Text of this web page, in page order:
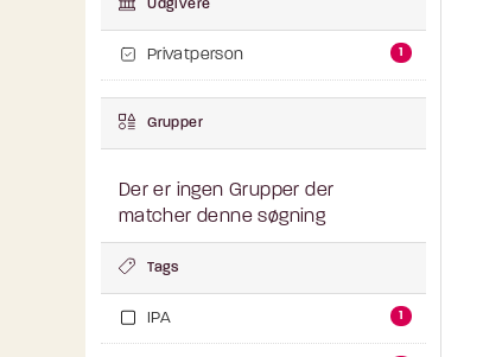
Udgivere
Privatperson 1
Grupper
Der er ingen Grupper der
matcher denne søgning
Tags
IPA 1